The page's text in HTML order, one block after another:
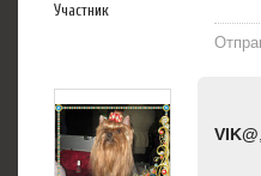
Участник
VIK@